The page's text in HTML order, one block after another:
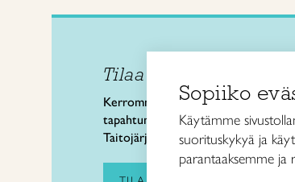
Tilaa uutiskirje
Kerromme käsityön
tapahtumista ja uutisista sekä
Taitojärjestön toiminnasta.
Sopiiko
Käytämme
suorituskykyä ja
parantaaksemme ja